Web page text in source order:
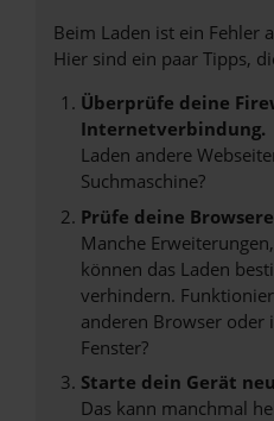
Beim Laden ist ein Fehler
Hier sind ein paar Tipps,
Überprüfe deine
Internetverbindung.
Laden andere
Suchmaschine?
Prüfe deine
Manche
können das Laden
verhindern.
anderen Browser oder
Fenster?
Starte dein Gerät
Das kann manchmal